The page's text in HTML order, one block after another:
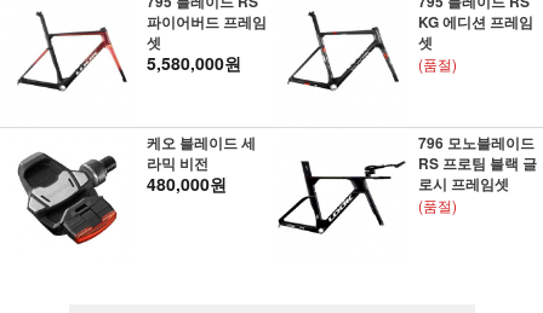
파이어버드 프레임
셋
5,580,000원
KG 에디션 프레임
셋
(품절)
케오 블레이드 세
라믹 비전
480,000원
796 모노블레이드
RS 프로팀 블랙 글
로시 프레임셋
(품절)